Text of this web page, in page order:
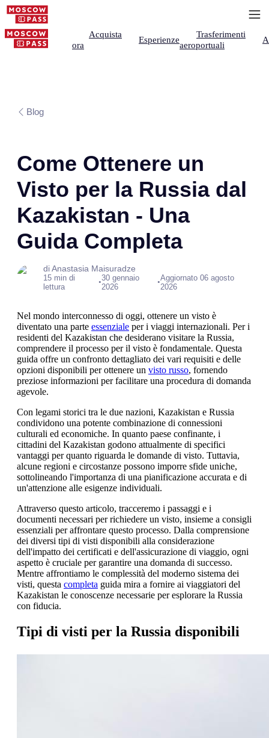
Acquista
ora
Esperienze
Trasferimenti
aeroportuali
Blog
Come Ottenere un
Visto per la Russia dal
Kazakistan - Una
Guida Completa
di Anastasia Maisuradze
15 min di
lettura
•30 gennaio
2026
•Aggiornato 06 agosto
2026
Nel mondo interconnesso di oggi, ottenere un visto è
diventato una parte essenziale per i viaggi internazionali. Per i
residenti del Kazakistan che desiderano visitare la Russia,
comprendere il processo per il visto è fondamentale. Questa
guida offre un confronto dettagliato dei vari requisiti e delle
opzioni disponibili per ottenere un visto russo, fornendo
preziose informazioni per facilitare una procedura di domanda
agevole.
Con legami storici tra le due nazioni, Kazakistan e Russia
condividono una potente combinazione di connessioni
culturali ed economiche. In quanto paese confinante, i
cittadini del Kazakistan godono attualmente di specifici
vantaggi per quanto riguarda le domande di visto. Tuttavia,
alcune regioni e circostanze possono imporre sfide uniche,
sottolineando l'importanza di una pianificazione accurata e di
un'attenzione alle esigenze individuali.
Attraverso questo articolo, tracceremo i passaggi e i
documenti necessari per richiedere un visto, insieme a consigli
essenziali per affrontare questo processo. Dalla comprensione
dei diversi tipi di visti disponibili alla considerazione
dell'impatto dei certificati e dell'assicurazione di viaggio, ogni
aspetto è cruciale per garantire una domanda di successo.
Mentre affrontiamo le complessità del moderno sistema dei
visti, questa completa guida mira a fornire ai viaggiatori del
Kazakistan le conoscenze necessarie per esplorare la Russia
con fiducia.
Tipi di visti per la Russia disponibili